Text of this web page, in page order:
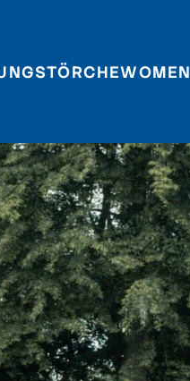
WOMEN